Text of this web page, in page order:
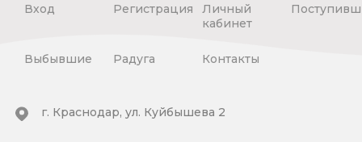
Вход Регистрация
Личный
кабинет
Выбывшие Радуга Контакты
г. Краснодар, ул. Куйбышева 2